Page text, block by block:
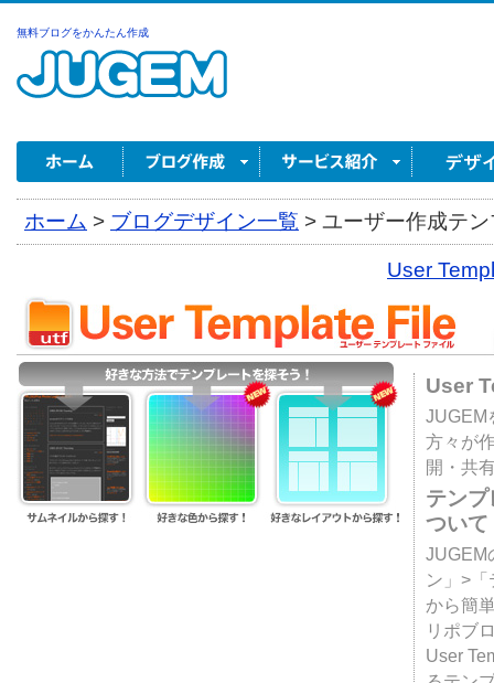
無料ブログをかんたん作成
ホーム > ブログデザイン一覧 > ユーザー作成テ
User
User
JUGEM
方々が
開・共
テン
ついて
JUGEM
ン」>
から簡
リポブ
User